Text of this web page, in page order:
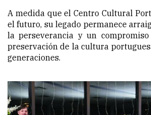
A medida que el Centro Cultural
el futuro, su legado permanece
la perseverancia y un
preservación de la cultura
generaciones.